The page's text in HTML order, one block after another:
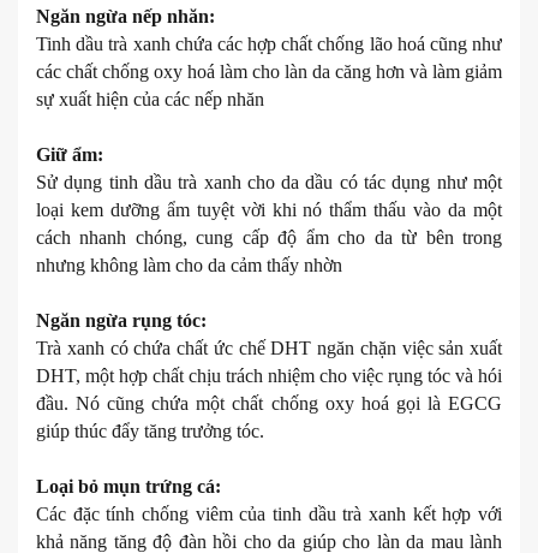
Ngăn ngừa nếp nhăn:
Tinh dầu trà xanh chứa các hợp chất chống lão hoá cũng như
các chất chống oxy hoá làm cho làn da căng hơn và làm giảm
sự xuất hiện của các nếp nhăn
Giữ ẩm:
Sử dụng tinh dầu trà xanh cho da dầu có tác dụng như một
loại kem dưỡng ẩm tuyệt vời khi nó thẩm thấu vào da một
cách nhanh chóng, cung cấp độ ẩm cho da từ bên trong
nhưng không làm cho da cảm thấy nhờn
Ngăn ngừa rụng tóc:
Trà xanh có chứa chất ức chế DHT ngăn chặn việc sản xuất
DHT, một hợp chất chịu trách nhiệm cho việc rụng tóc và hói
đầu. Nó cũng chứa một chất chống oxy hoá gọi là EGCG
giúp thúc đẩy tăng trưởng tóc.
Loại bỏ mụn trứng cá:
Các đặc tính chống viêm của tinh dầu trà xanh kết hợp với
khả năng tăng độ đàn hồi cho da giúp cho làn da mau lành